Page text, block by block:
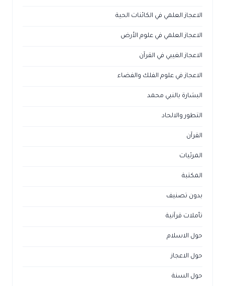
الاعجاز العلمي في الكائنات الحية
الاعجاز العلمي في علوم الأرض
الاعجاز الغيبي في القرآن
الاعجاز في علوم الفلك والفضاء
البشارة بالنبي محمد
التطور والالحاد
القرآن
المرئيات
المكتبة
بدون تصنيف
تأملات قرآنية
حول الاسلام
حول الاعجاز
حول السنة